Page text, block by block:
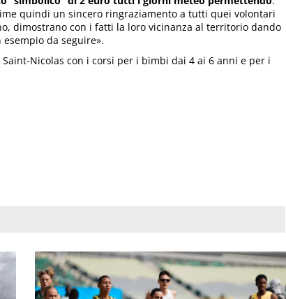
quindi un sincero ringraziamento a tutti quei volontari
dimostrano con i fatti la loro vicinanza al territorio dando
da seguire».
Nicolas con i corsi per i bimbi dai 4 ai 6 anni e per i